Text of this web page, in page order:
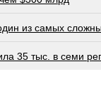
из самых
35 тыс. в семи